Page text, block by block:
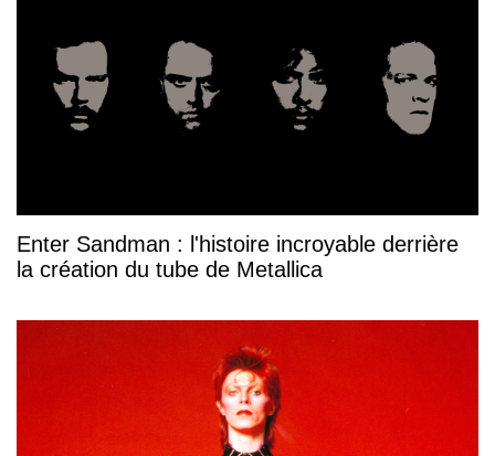
Enter Sandman : l'histoire incroyable derrière
la création du tube de Metallica